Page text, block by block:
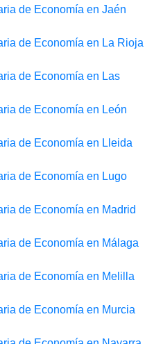
de Economía en Jaén
de Economía en La Rioja
de Economía en Las
de Economía en León
de Economía en Lleida
de Economía en Lugo
de Economía en Madrid
de Economía en Málaga
de Economía en Melilla
de Economía en Murcia